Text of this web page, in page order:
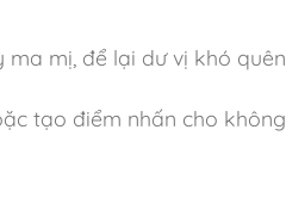
mị, để lại dư vị khó
tạo điểm nhấn cho